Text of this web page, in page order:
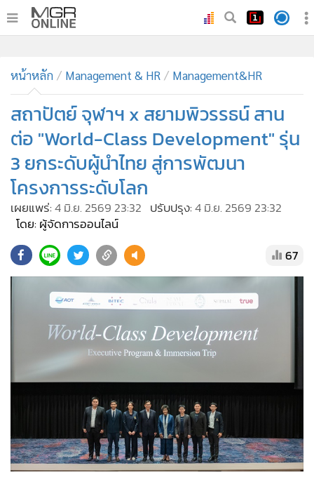
• ทันเหตุการณ์
• ภาคใต้
• ภูมิภาค
• Online Section
• บันเทิง
• ผู้จัดการรายวัน
• คอลัมนิสต์
ละคร
• CbizReview
Cyber BIZ
•
ผู้จัดกวน
Good health & Well-being
Green Innovation & SD
Management & HR
• MGR Live
• ท่องเที่ยว
• กีฬา
หน้าหลัก Management & HR Management&HR
สถาปัตย์ จุฬาฯ x สยามพิวรรธน์ สาน
ต่อ "World-Class Development" รุ่น
3 ยกระดับผู้นำไทย สู่การพัฒนา
โครงการระดับโลก
เผยแพร่:4 มิ.ย. 2569 23:32 ปรับปรุง:4 มิ.ย. 2569 23:32
โดย: ผู้จัดการออนไลน์
67